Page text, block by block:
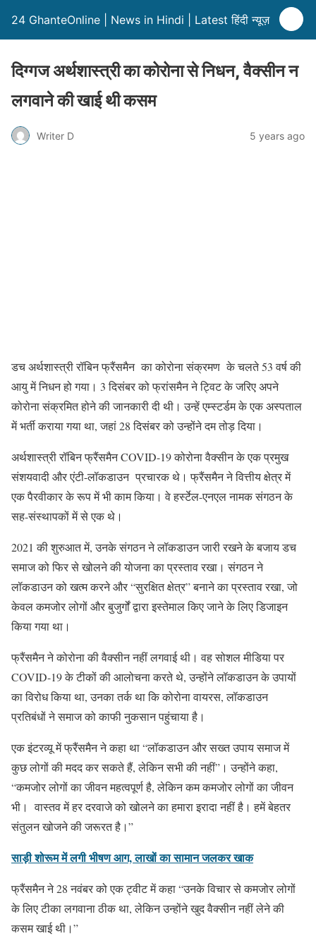
24 GhanteOnline | News in Hindi | Latest हिंदी न्यूज़
दिग्गज अर्थशास्त्री का कोरोना से निधन, वैक्सीन न
लगवाने की खाई थी कसम
Writer D 5 years ago
डच अर्थशास्त्री रॉबिन फ्रैंसमैन का कोरोना संक्रमण के चलते 53 वर्ष की
आयु में निधन हो गया। 3 दिसंबर को फ्रांसमैन ने ट्विट के जरिए अपने
कोरोना संक्रमित होने की जानकारी दी थी। उन्हें एम्स्टर्डम के एक अस्पताल
में भर्ती कराया गया था, जहां 28 दिसंबर को उन्होंने दम तोड़ दिया।
अर्थशास्त्री रॉबिन फ्रैंसमैन COVID-19 कोरोना वैक्सीन के एक प्रमुख
संशयवादी और एंटी-लॉकडाउन प्रचारक थे। फ्रैंसमैन ने वित्तीय क्षेत्र में
एक पैरवीकार के रूप में भी काम किया। वे हर्स्टेल-एनएल नामक संगठन के
सह-संस्थापकों में से एक थे।
2021 की शुरुआत में, उनके संगठन ने लॉकडाउन जारी रखने के बजाय डच
समाज को फिर से खोलने की योजना का प्रस्ताव रखा। संगठन ने
लॉकडाउन को खत्म करने और “सुरक्षित क्षेत्र” बनाने का प्रस्ताव रखा, जो
केवल कमजोर लोगों और बुजुर्गों द्वारा इस्तेमाल किए जाने के लिए डिजाइन
किया गया था।
फ्रैंसमैन ने कोरोना की वैक्सीन नहीं लगवाई थी। वह सोशल मीडिया पर
COVID-19 के टीकों की आलोचना करते थे, उन्होंने लॉकडाउन के उपायों
का विरोध किया था, उनका तर्क था कि कोरोना वायरस, लॉकडाउन
प्रतिबंधों ने समाज को काफी नुकसान पहुंचाया है।
एक इंटरव्यू में फ्रैंसमैन ने कहा था “लॉकडाउन और सख्त उपाय समाज में
कुछ लोगों की मदद कर सकते हैं, लेकिन सभी की नहीं”। उन्होंने कहा,
“कमजोर लोगों का जीवन महत्वपूर्ण है, लेकिन कम कमजोर लोगों का जीवन
भी। वास्तव में हर दरवाजे को खोलने का हमारा इरादा नहीं है। हमें बेहतर
संतुलन खोजने की जरूरत है।”
साड़ी शोरूम में लगी भीषण आग, लाखों का सामान जलकर खाक
फ्रैंसमैन ने 28 नवंबर को एक ट्वीट में कहा “उनके विचार से कमजोर लोगों
के लिए टीका लगवाना ठीक था, लेकिन उन्होंने खुद वैक्सीन नहीं लेने की
कसम खाई थी।”